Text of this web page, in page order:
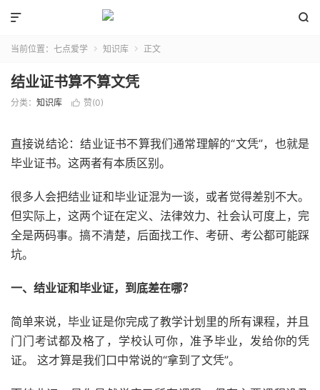


当前位置： 七点爱学  知识库  正文
结业证书算不算文凭
分类： 知识库  赞(0)
直接说结论：结业证书不算我们通常理解的“文凭”，也就是
毕业证书。这两者有本质区别。
很多人会把结业证和毕业证混为一谈，或者觉得差别不大。
但实际上，这两个证在定义、法律效力、社会认可度上，完
全是两码事。搞不清楚，后面找工作、考研、考公都可能踩
坑。
一、结业证和毕业证，到底差在哪？
简单来说，毕业证是你完成了教学计划里的所有课程，并且
门门考试都及格了，学校认可你，准予毕业，发给你的凭
证。 这才算是我们口中常说的“拿到了文凭”。